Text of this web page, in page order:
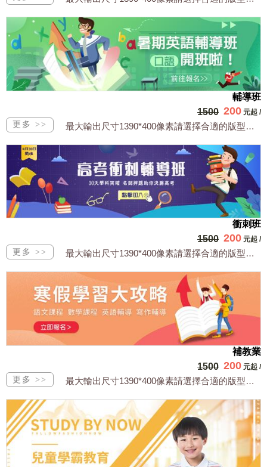
輔導班
1500 200 元起 /
最大輸出尺寸1390*400像素請選擇合適的版型，文字或相關商品圖須由買方提供文...
衝刺班
1500 200 元起 /
最大輸出尺寸1390*400像素請選擇合適的版型，文字或相關商品圖須由買方提供文...
補教業
1500 200 元起 /
最大輸出尺寸1390*400像素請選擇合適的版型，文字或相關商品圖須由買方提供文...